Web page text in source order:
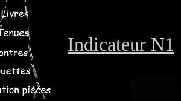
Indicateur N1